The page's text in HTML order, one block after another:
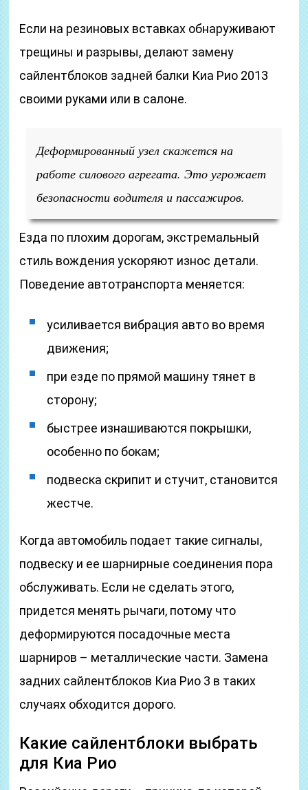
Если на резиновых вставках обнаруживают
трещины и разрывы, делают замену
сайлентблоков задней балки Киа Рио 2013
своими руками или в салоне.
Деформированный узел скажется на
работе силового агрегата. Это угрожает
безопасности водителя и пассажиров.
Езда по плохим дорогам, экстремальный
стиль вождения ускоряют износ детали.
Поведение автотранспорта меняется:
усиливается вибрация авто во время
движения;
при езде по прямой машину тянет в
сторону;
быстрее изнашиваются покрышки,
особенно по бокам;
подвеска скрипит и стучит, становится
жестче.
Когда автомобиль подает такие сигналы,
подвеску и ее шарнирные соединения пора
обслуживать. Если не сделать этого,
придется менять рычаги, потому что
деформируются посадочные места
шарниров – металлические части. Замена
задних сайлентблоков Киа Рио 3 в таких
случаях обходится дорого.
Какие сайлентблоки выбрать
для Киа Рио